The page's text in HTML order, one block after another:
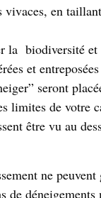
vivaces, en
la biodiversité et
et
seront
limites de votre
être vu au
ne
de